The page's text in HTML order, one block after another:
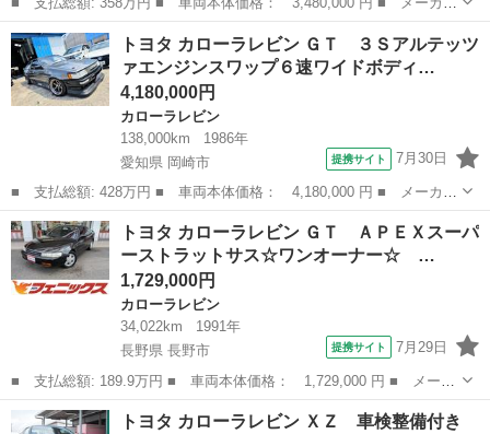
名： トヨタ ■ 車種名： カローラレビン ■ グレード名： Ｇ
Ｔ ＡＥ１０１搭載・クロスミッション・ＡＤＶＡＮ Ａ３Ａホイー
ル・ＦＲＰボ...
千葉 柏市 カローラレビン
トヨタ カローラレビン ＧＴ ３Ｓアルテッツ
ァエンジンスワップ６速ワイドボディ…
4,180,000円
カローラレビン
138,000km
1986年
愛知県 岡崎市
提携サイト 7月30日
■ 支払総額: 428万円 ■ 車両本体価格： 4,180,000 円 ■ メーカー
名： トヨタ ■ 車種名： カローラレビン ■ グレード名： Ｇ
Ｔ ３Ｓアルテッツァエンジンスワップ６速ワイドボディ公認 ■ 排
気量： 2...
愛知 岡崎市 カローラレビン
トヨタ カローラレビン ＧＴ ＡＰＥＸスーパ
ーストラットサス☆ワンオーナー☆ …
1,729,000円
カローラレビン
34,022km
1991年
長野県 長野市
提携サイト 7月29日
■ 支払総額: 189.9万円 ■ 車両本体価格： 1,729,000 円 ■ メーカ
ー名： トヨタ ■ 車種名： カローラレビン ■ グレード名： Ｇ
Ｔ ＡＰＥＸスーパーストラットサス☆ワンオーナー☆ 禁煙車☆フ
長野 長野市 カローラレビン
トヨタ カローラレビン ＸＺ 車検整備付き